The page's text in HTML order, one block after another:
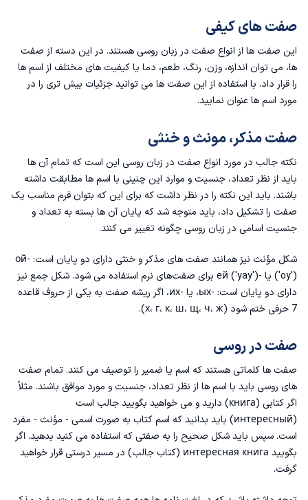
صفت های کیفی
این صفت ها از انواع صفت در زبان روسی هستند. در این دسته از صفت
ها، می توان اندازه، وزن، رنگ، طعم، دما یا کیفیت های مختلف از اسم ها
را قرار داد. با استفاده از این صفت ها می توانید جزئیات بیش تری را در
مورد اسم ها عنوان نمایید.
صفت مذکر، مونث و خنثی
نکته جالب در مورد انواع صفت در زبان‌ روسی این است که تمام آن ها
باید از نظر تعداد، جنسیت و موارد این چنینی با اسم ها مطابقت داشته
باشند. باید این نکته را در نظر داشت که برای این که بتوان فرم مناسب یک
صفت را تشکیل داد، باید متوجه شد که پایان آن ها بسته به تعداد و
جنسیت اسامی در زبان روسی چگونه تغییر می کنند.
شکل مؤنث نیز همانند صفت های مذکر و خنثی دارای دو پایان است: -ой
('oy') یا -ей ('yay') برای صفت‌های نرم استفاده می شود. شکل جمع نیز
دارای دو پایان است: -ых، یا -их، اگر ریشه صفت به یکی از حروف قاعده
7 حرفی ختم شود (х، г، к، ш، щ، ч، ж).
صفت در روسی
صفت ها کلماتی هستند که اسم یا ضمیر را توصیف می کنند. تمام صفت
های روسی باید با اسم ها از نظر تعداد، جنسیت و مورد موافق باشند. مثلاً
اگر کتابی (книга) دارید و می خواهید بگویید جالب است
(интересный) باید بدانید که اسم کتاب به صورت اسمی - مؤنث - مفرد
است. سپس باید شکل صحیح را به صفتی که استفاده می کنید بدهید. اگر
بگویید интересная книга (کتاب جالب) در مسیر درستی قرار خواهید
گرفت.